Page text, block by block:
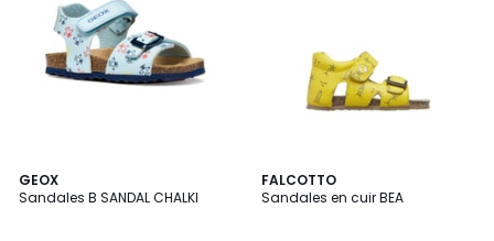
GEOX
Sandales B SANDAL CHALKI
FALCOTTO
Sandales en cuir BEA